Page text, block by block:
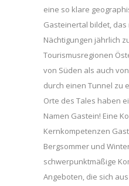
eine so klare
Gasteinertal bildet, das
Nächtigungen jährlich
Tourismusregionen
von Süden als auch
durch einen Tunnel zu
Orte des Tales haben
Namen Gastein! Eine
Kernkompetenzen
Bergsommer und
schwerpunktmäßige
Angeboten, die sich